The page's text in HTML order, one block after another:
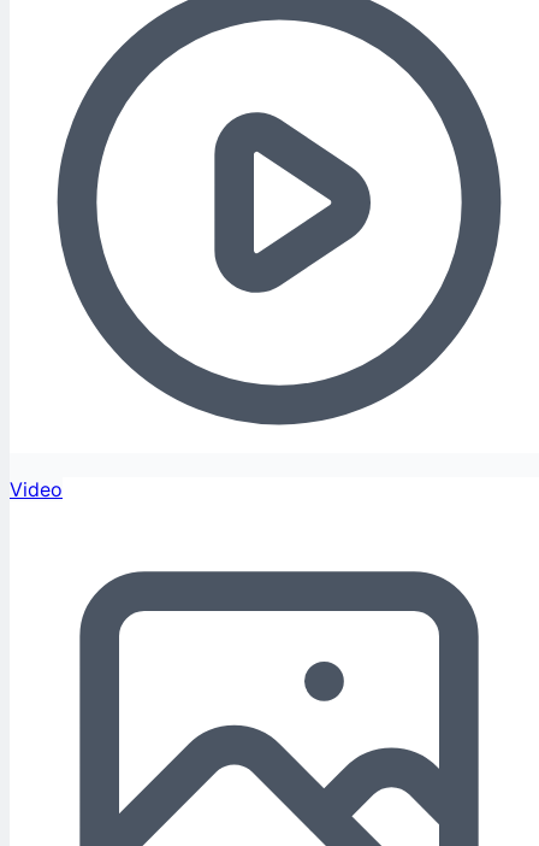
Video